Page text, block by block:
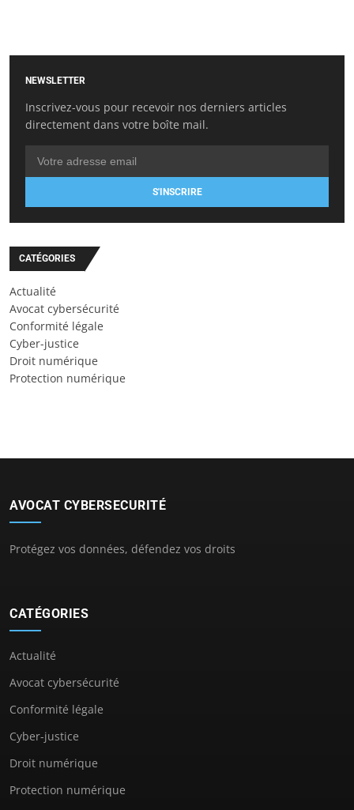
NEWSLETTER
Inscrivez-vous pour recevoir nos derniers articles
directement dans votre boîte mail.
S'INSCRIRE
CATÉGORIES
Actualité
Avocat cybersécurité
Conformité légale
Cyber-justice
Droit numérique
Protection numérique
AVOCAT CYBERSECURITÉ
Protégez vos données, défendez vos droits
CATÉGORIES
Actualité
Avocat cybersécurité
Conformité légale
Cyber-justice
Droit numérique
Protection numérique